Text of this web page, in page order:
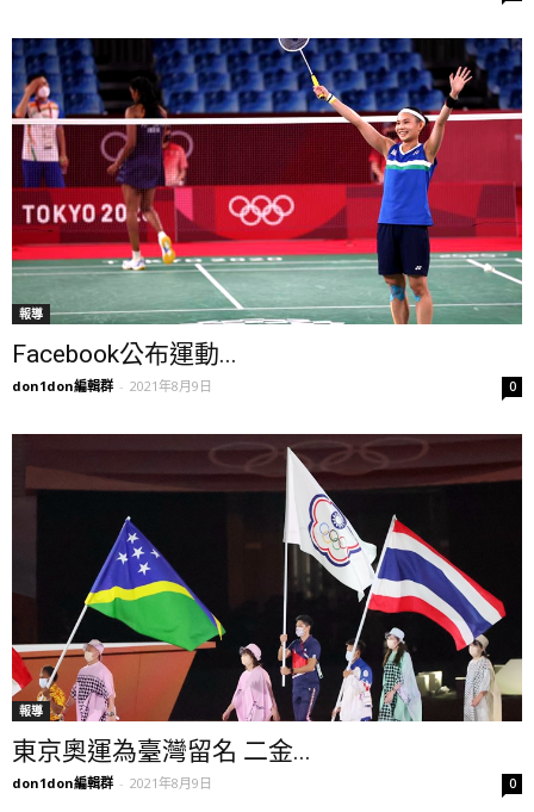
報導
Facebook公布運動...
don1don編輯群 - 2021年8月9日 0
報導
東京奧運為臺灣留名 二金...
don1don編輯群 - 2021年8月9日 0